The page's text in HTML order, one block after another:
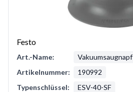
Festo
Art.-Name:
Vakuumsaugnapf
Artikelnummer:
190992
Typenschlüssel:
ESV-40-SF